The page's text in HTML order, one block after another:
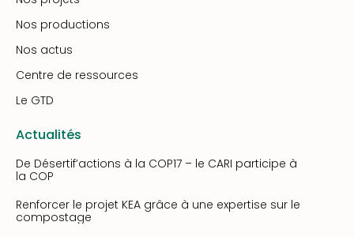
Nos productions
Nos actus
Centre de ressources
Le GTD
Actualités
De Désertif’actions à la COP17 – le CARI participe à
la COP
Renforcer le projet KEA grâce à une expertise sur le
compostage